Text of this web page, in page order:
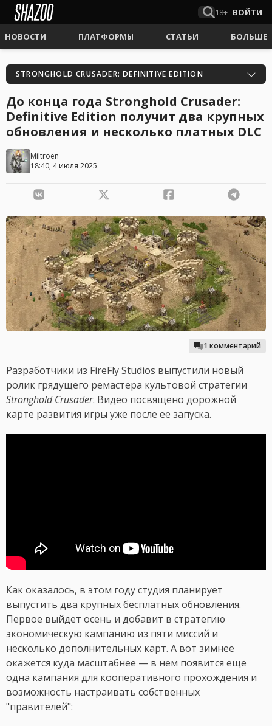
18+ ВОЙТИ
НОВОСТИ ПЛАТФОРМЫ СТАТЬИ БОЛЬШЕ
STRONGHOLD CRUSADER: DEFINITIVE EDITION
До конца года Stronghold Crusader:
Definitive Edition получит два крупных
обновления и несколько платных DLC
Miltroen
18:40, 4 июля 2025
1 комментарий
Разработчики из FireFly Studios выпустили новый
ролик грядущего ремастера культовой стратегии
Stronghold Crusader. Видео посвящено дорожной
карте развития игры уже после ее запуска.
Как оказалось, в этом году студия планирует
выпустить два крупных бесплатных обновления.
Первое выйдет осень и добавит в стратегию
экономическую кампанию из пяти миссий и
несколько дополнительных карт. А вот зимнее
окажется куда масштабнее — в нем появится еще
одна кампания для кооперативного прохождения и
возможность настраивать собственных
"правителей":